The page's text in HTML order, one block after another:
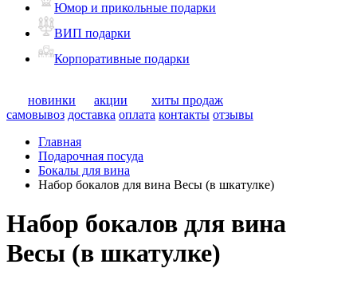
Юмор и прикольные подарки
ВИП подарки
Корпоративные подарки
новинки акции
хиты продаж
самовывоз доставка оплата контакты отзывы
Главная
Подарочная посуда
Бокалы для вина
Набор бокалов для вина Весы (в шкатулке)
Набор бокалов для вина
Весы (в шкатулке)